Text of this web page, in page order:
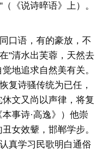
《说诗晬语》上）。
口语，有的豪放，不
"清水出芙蓉，天然去
地追求自然美有关。
复诗骚传统为已任，
文又尚以声律，将复
事诗·高逸》）他崇
女效颦，邯郸学步。
真学习民歌明白通俗